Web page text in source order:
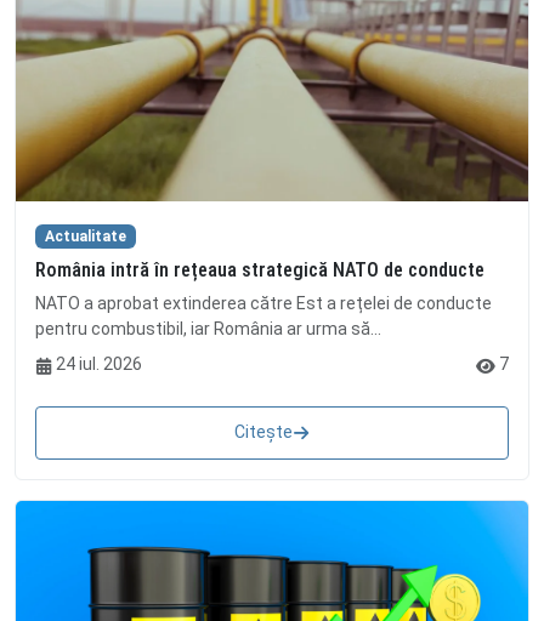
Actualitate
România intră în rețeaua strategică NATO de conducte
NATO a aprobat extinderea către Est a rețelei de conducte
pentru combustibil, iar România ar urma să...
24 iul. 2026
7
Citește